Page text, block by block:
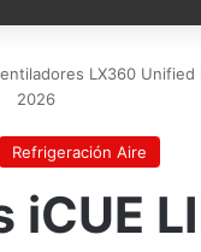
LX360
2026
Refrigeración Aire